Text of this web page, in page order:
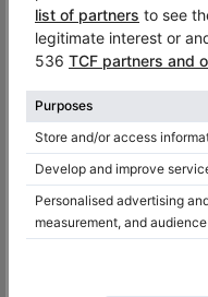
Nordiska 152
Ritmüller R 8
Samick SIG 50
Schimmel 150
Steinberg Gerh. 152